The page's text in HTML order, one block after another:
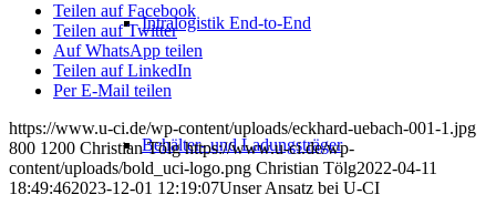
Intralogistik End-to-End
Behälter- und Ladungsträger
Teilen auf Facebook
Teilen auf Twitter
Auf WhatsApp teilen
Teilen auf LinkedIn
Per E-Mail teilen
https://www.u-ci.de/wp-content/uploads/eckhard-uebach-001-1.jpg
800 1200 Christian Tölg https://www.u-ci.de/wp-
content/uploads/bold_uci-logo.png Christian Tölg2022-04-11
18:49:462023-12-01 12:19:07Unser Ansatz bei U-CI